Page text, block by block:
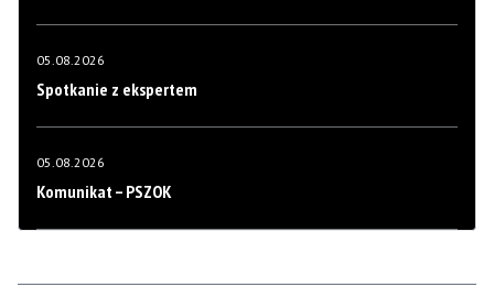
05.08.2026
Spotkanie z ekspertem
05.08.2026
Komunikat – PSZOK